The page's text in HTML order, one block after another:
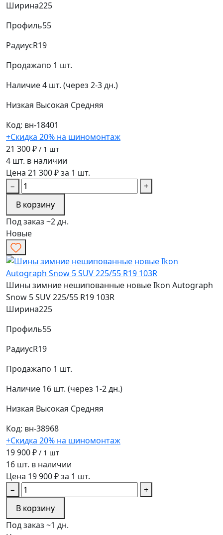
Ширина225
Профиль55
РадиусR19
Продажапо 1 шт.
Наличие4 шт. (через 2-3 дн.)
Низкая Высокая Средняя
Код: вн-18401
+Скидка 20% на шиномонтаж
21 300 ₽ / 1 шт
4 шт. в наличии
Цена 21 300 ₽ за 1 шт.
−
+
В корзину
Под заказ ~2 дн.
Новые
Шины зимние нешипованные новые Ikon Autograph
Snow 5 SUV 225/55 R19 103R
Ширина225
Профиль55
РадиусR19
Продажапо 1 шт.
Наличие 16 шт. (через 1-2 дн.)
Низкая Высокая Средняя
Код: вн-38968
+Скидка 20% на шиномонтаж
19 900 ₽ / 1 шт
16 шт. в наличии
Цена 19 900 ₽ за 1 шт.
−
+
В корзину
Под заказ ~1 дн.